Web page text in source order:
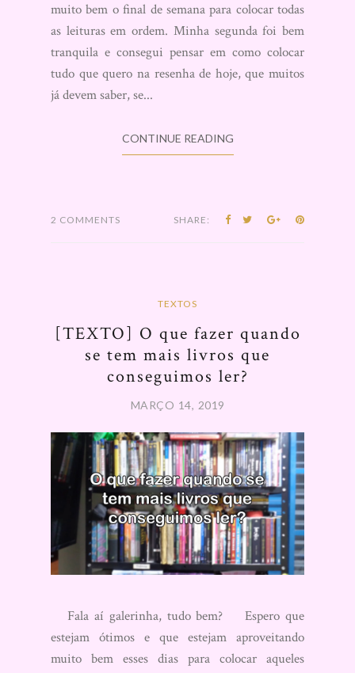
muito bem o final de semana para colocar todas
as leituras em ordem. Minha segunda foi bem
tranquila e consegui pensar em como colocar
tudo que quero na resenha de hoje, que muitos
já devem saber, se...
CONTINUE READING
2 COMMENTS SHARE:
TEXTOS
[TEXTO] O que fazer quando
se tem mais livros que
conseguimos ler?
MARÇO 14, 2019
Fala aí galerinha, tudo bem? Espero que
estejam ótimos e que estejam aproveitando
muito bem esses dias para colocar aqueles